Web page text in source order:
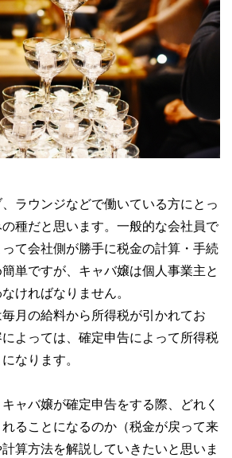
ラウンジなどで働いている方にとっ
種だと思います。一般的な会社員で
て会社側が勝手に税金の計算・手続
単ですが、キャバ嬢は個人事業主と
ければなりません。
月の給料から所得税が引かれてお
よっては、確定申告によって所得税
なります。
ャバ嬢が確定申告をする際、どれく
ることになるのか（税金が戻って来
算方法を解説していきたいと思いま